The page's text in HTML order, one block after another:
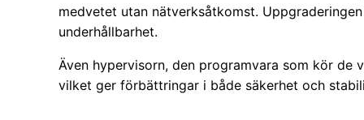
medvetet utan nätverksåtkomst.
underhållbarhet.
Även hypervisorn, den programvara som kör de
vilket ger förbättringar i både säkerhet och